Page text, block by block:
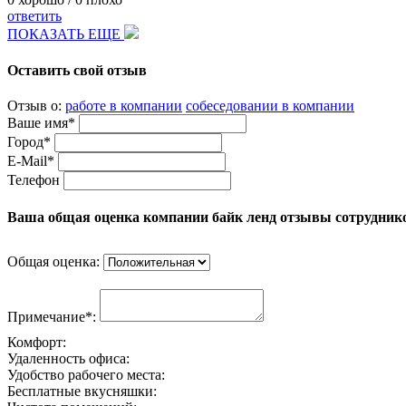
ответить
ПОКАЗАТЬ ЕЩЕ
Оставить свой отзыв
Отзыв о: работе в компании собеседовании в компании
Ваше имя*
Город*
E-Mail*
Телефон
Ваша общая оценка компании байк ленд отзывы
Общая оценка:
Примечание*:
Комфорт:
Удаленность офиса:
Удобство рабочего места:
Бесплатные вкусняшки: